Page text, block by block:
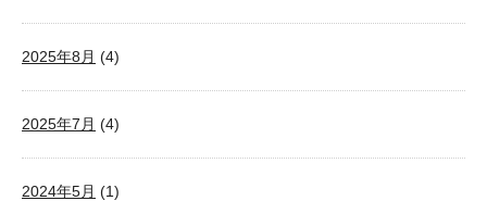
2025年8月 (4)
2025年7月 (4)
2024年5月 (1)